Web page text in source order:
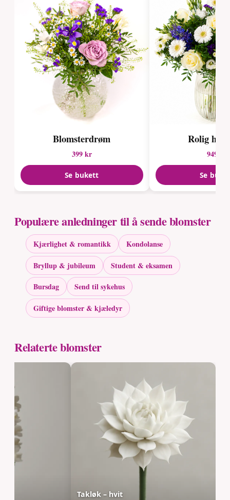
Blomsterdrøm
399 kr
Se bukett
Rolig
949 kr
Se
Populære anledninger til å sende blomster
Kjærlighet & romantikk
Kondolanse
Bryllup & jubileum
Student & eksamen
Bursdag
Send til sykehus
Giftige blomster & kjæledyr
Relaterte blomster
Takløk – hvit